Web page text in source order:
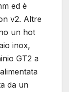
ed è
v2. Altre
un hot
inox,
GT2 a
da un